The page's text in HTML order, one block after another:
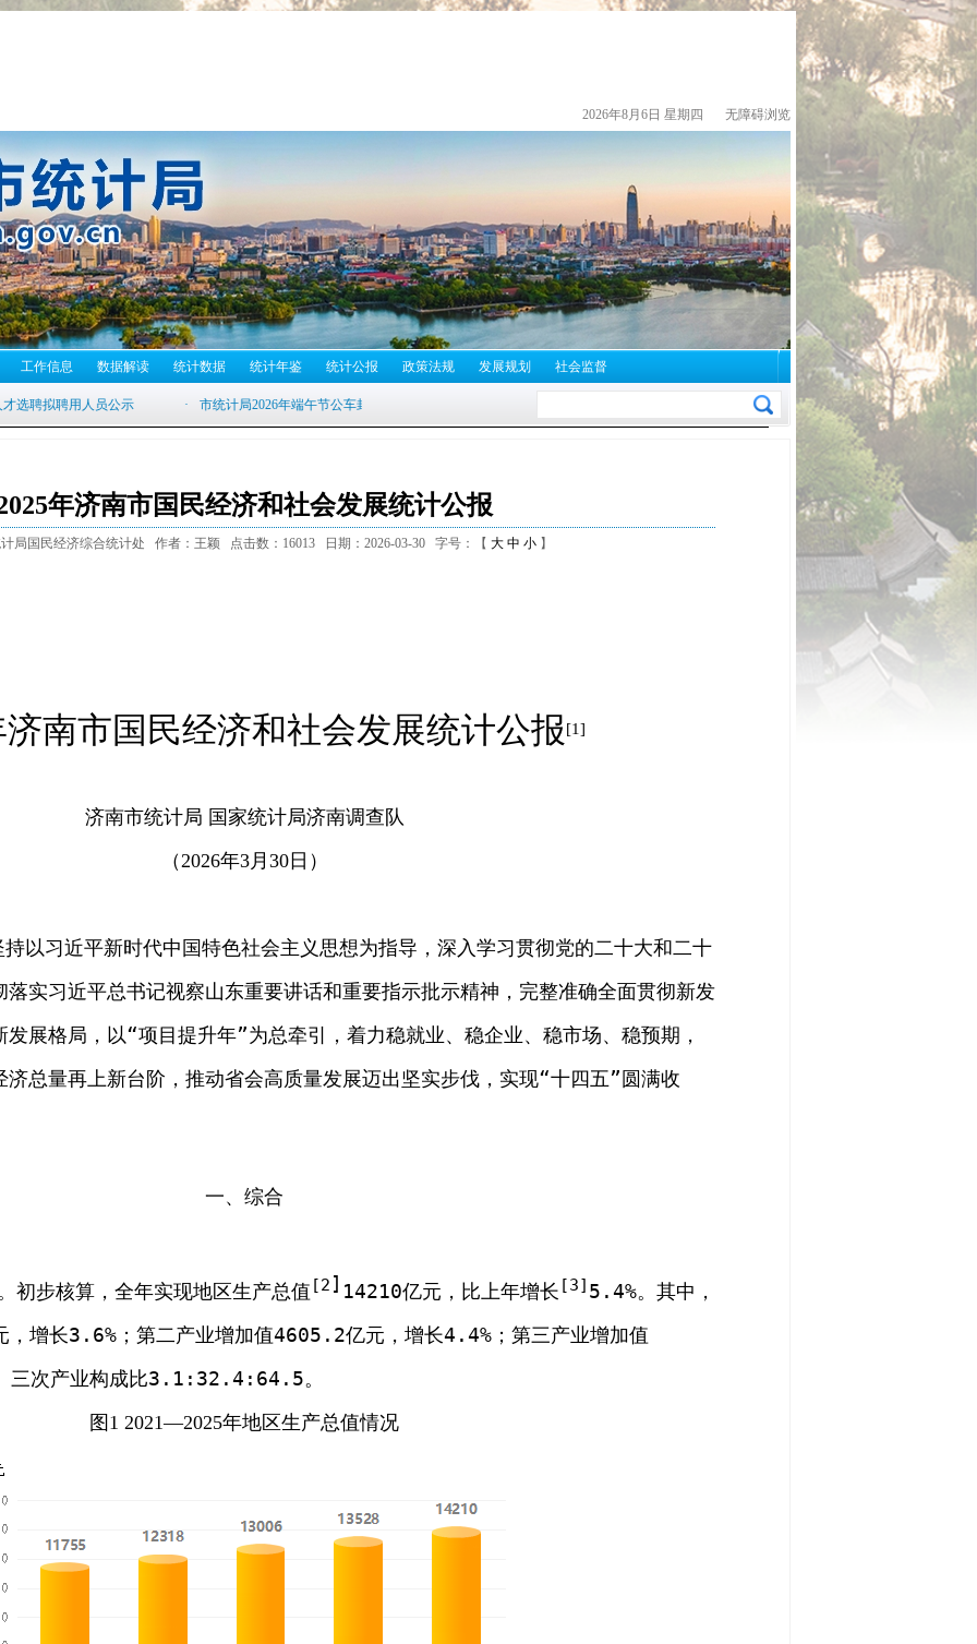
无障碍浏览
2026年8月6日 星期四
工作信息 数据解读 统计数据 统计年鉴 统计公报 政策法规 发展规划 社会监督
年济南市国民经济和社会发展统计公报
局国民经济综合统计处 作者：王颖 点击数： 16013 日期：2026-03-30 字号：【 大 中 小 】
济南市国民经济和社会发展统计公报 [1]
济南市统计局 国家统计局济南调查队
（2026年3月 30日 ）
持以习近平新时代中国特色社会主义思想为指导， 深入学习贯彻党的二十大和二十
落实习近平总书记视察山东重要讲话和重要指示批示精神， 完整准确全面贯彻新发
展格局，以“项目提升年”为总牵引，着力稳就业、稳企业、稳市场、稳预期 ，
济总量再上新台阶，推动省会高质量发展迈出坚实步伐，实现“十四五”圆满收
一、综合
初步核算，全年实现地区生产总值 [2 ] 14210亿元 ，比上年增长 [3] 5.4%。其中，
增长3.6%；第二产业增加值4605.2亿元，增长4.4%；第三产业增加值
三次产业构成比3.1:32.4:64.5。
图 1 2021—2025年地区生产总值情况